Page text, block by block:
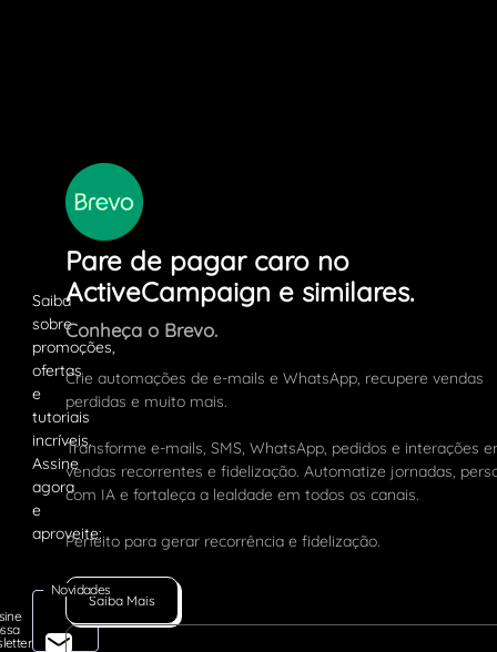
Novidades
Pare de pagar caro no
ActiveCampaign e similares.
Conheça o Brevo.
Crie automações de e-mails e WhatsApp, recupere vendas
perdidas e muito mais.
Transforme e-mails, SMS, WhatsApp, pedidos e interações
vendas recorrentes e fidelização. Automatize jornadas,
com IA e fortaleça a lealdade em todos os canais.
Perfeito para gerar recorrência e fidelização.
Saiba Mais